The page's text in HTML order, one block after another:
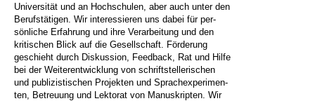
Universität und an Hochschulen, aber auch unter den
Berufstätigen. Wir interessieren uns dabei für per-
sönliche Erfahrung und ihre Verarbeitung und den
kritischen Blick auf die Gesellschaft. Förderung
geschieht durch Diskussion, Feedback, Rat und Hilfe
bei der Weiterentwicklung von schriftstellerischen
und publizistischen Projekten und Sprachexperimen-
ten, Betreuung und Lektorat von Manuskripten. Wir